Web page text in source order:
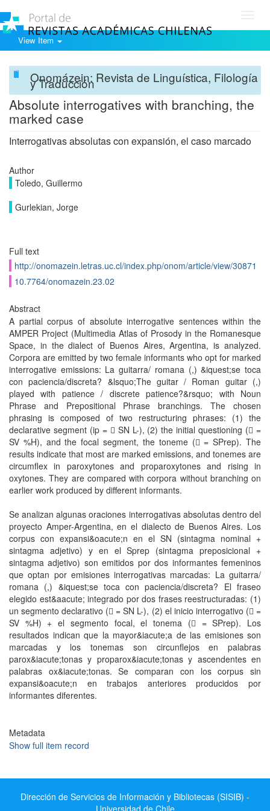
View Item
Onomázein: Revista de Linguística, Filología
y Traducción
Absolute interrogatives with branching, the
marked case
Interrogativas absolutas con expansión, el caso marcado
Author
Toledo, Guillermo
Gurlekian, Jorge
Full text
http://onomazein.letras.uc.cl/index.php/onom/article/view/30871
10.7764/onomazein.23.02
Abstract
A partial corpus of absolute interrogative sentences within the
AMPER Project (Multimedia Atlas of Prosody in the Romanesque
Space, in the dialect of Buenos Aires, Argentina, is analyzed.
Corpora are emitted by two female informants who opt for marked
interrogative emissions: La guitarra/ romana (,) &iquest;se toca
con paciencia/discreta? &lsquo;The guitar / Roman guitar (,)
played with patience / discrete patience?&rsquo; with Noun
Phrase and Prepositional Phrase branchings. The chosen
phrasing is composed of two restructuring phrases: (1) the
declarative segment (ip = 􀁇 SN L-), (2) the initial questioning (􀁇 =
SV %H), and the focal segment, the toneme (􀁇 = SPrep). The
results indicate that most are marked emissions, and tonemes are
circumflex in paroxytones and proparoxytones and rising in
oxytones. They are compared with corpora without branching on
earlier work produced by different informants.
Se analizan algunas oraciones interrogativas absolutas dentro del
proyecto Amper-Argentina, en el dialecto de Buenos Aires. Los
corpus con expansi&oacute;n en el SN (sintagma nominal +
sintagma adjetivo) y en el Sprep (sintagma preposicional +
sintagma adjetivo) son emitidos por dos informantes femeninos
que optan por emisiones interrogativas marcadas: La guitarra/
romana (,) &iquest;se toca con paciencia/discreta? El fraseo
elegido est&aacute; integrado por dos frases reestructuradas: (1)
un segmento declarativo (􀁇 = SN L-), (2) el inicio interrogativo (􀁇 =
SV %H) + el segmento focal, el tonema (􀁇 = SPrep). Los
resultados indican que la mayor&iacute;a de las emisiones son
marcadas y los tonemas son circunflejos en palabras
parox&iacute;tonas y proparox&iacute;tonas y ascendentes en
palabras ox&iacute;tonas. Se comparan con los corpus sin
expansi&oacute;n en trabajos anteriores producidos por
informantes diferentes.
Metadata
Show full item record
Dirección de Servicios de Información y Bibliotecas (SISIB) -
Universidad de Chile